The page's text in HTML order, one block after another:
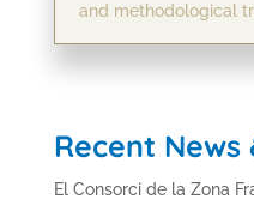
and methodological
Recent News
El Consorci de la Zona